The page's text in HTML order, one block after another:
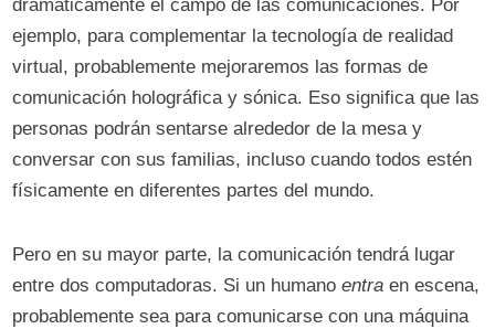
dramáticamente el campo de las comunicaciones. Por
ejemplo, para complementar la tecnología de realidad
virtual, probablemente mejoraremos las formas de
comunicación holográfica y sónica. Eso significa que las
personas podrán sentarse alrededor de la mesa y
conversar con sus familias, incluso cuando todos estén
físicamente en diferentes partes del mundo.
Pero en su mayor parte, la comunicación tendrá lugar
entre dos computadoras. Si un humanoentra en escena,
probablemente sea para comunicarse con una máquina